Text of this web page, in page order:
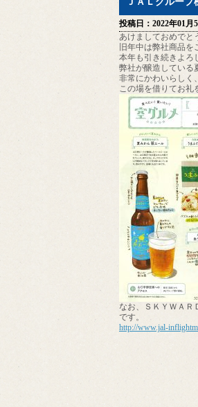
投稿日：2022年01月
あけましておめでと
旧年中は弊社商品を
本年も引き続きよろ
弊社が醸造している
非常にかわいらしく
この場を借りてお礼
なお、ＳＫＹＷＡＲ
です。
http://www.jal-